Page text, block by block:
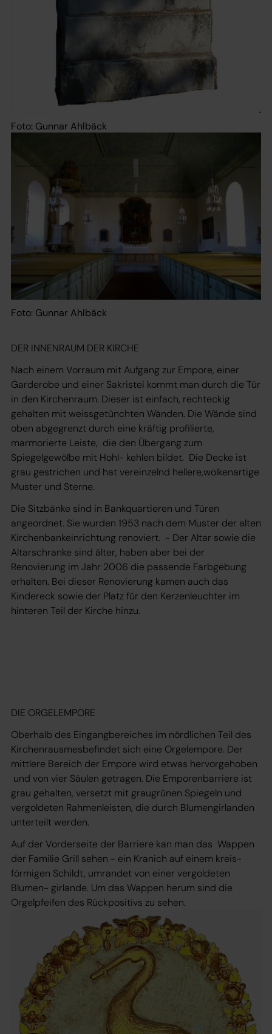
Foto: Gunnar Ahlbäck
Foto: Gunnar Ahlbäck
DER INNENRAUM DER KIRCHE
Nach einem Vorraum mit Aufgang zur Empore, einer
Garderobe und einer Sakristei kommt man durch die Tür
in den Kirchenraum. Dieser ist einfach, rechteckig
gehalten mit weissgetünchten Wänden. Die Wände sind
oben abgegrenzt durch eine kräftig profilierte,
marmorierte Leiste, die den Übergang zum
Spiegelgewölbe mit Hohl- kehlen bildet. Die Decke ist
grau gestrichen und hat vereinzelnd hellere,wolkenartige
Muster und Sterne.
Die Sitzbänke sind in Bankquartieren und Türen
angeordnet. Sie wurden 1953 nach dem Muster der alten
Kirchenbankeinrichtung renoviert. - Der Altar sowie die
Altarschranke sind älter, haben aber bei der
Renovierung im Jahr 2006 die passende Farbgebung
erhalten. Bei dieser Renovierung kamen auch das
Kindereck sowie der Platz für den Kerzenleuchter im
hinteren Teil der Kirche hinzu.
DIE ORGELEMPORE
Oberhalb des Eingangbereiches im nördlichen Teil des
Kirchenrausmesbefindet sich eine Orgelempore. Der
mittlere Bereich der Empore wird etwas hervorgehoben
und von vier Säulen getragen. Die Emporenbarriere ist
grau gehalten, versetzt mit graugrünen Spiegeln und
vergoldeten Rahmenleisten, die durch Blumengirlanden
unterteilt werden.
Auf der Vorderseite der Barriere kan man das Wappen
der Familie Grill sehen - ein Kranich auf einem kreis-
förmigen Schildt, umrandet von einer vergoldeten
Blumen- girlande. Um das Wappen herum sind die
Orgelpfeifen des Rückpositivs zu sehen.